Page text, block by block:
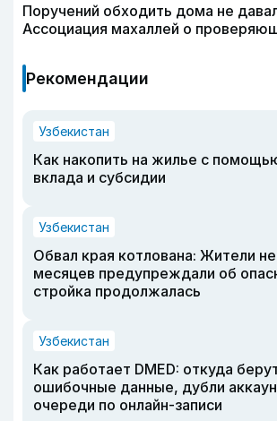
Поручений обходить дома не
Ассоциация махаллей о
Рекомендации
Узбекистан
Как накопить на жилье с
вклада и субсидии
Узбекистан
Обвал края котлована: Жители
месяцев предупреждали об
стройка продолжалась
Узбекистан
Как работает DMED: откуда
ошибочные данные, дубли
очереди по онлайн-записи